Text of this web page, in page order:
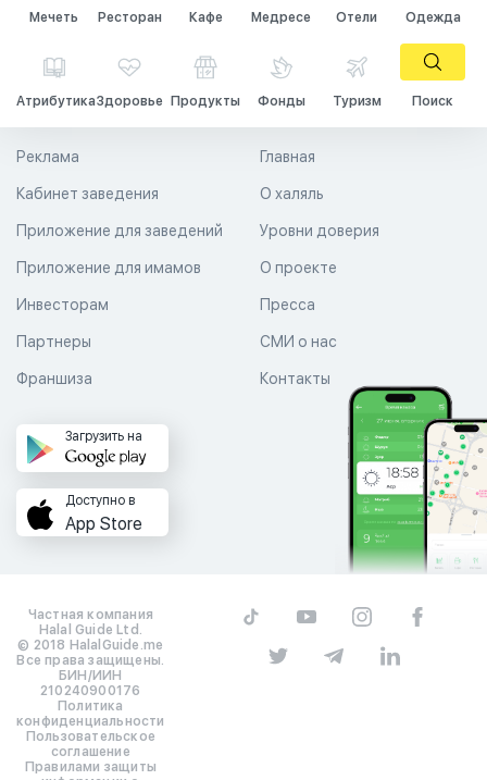
Мечеть Ресторан Кафе Медресе Отели Одежда
АтрибутикаЗдоровье Продукты Фонды Туризм Поиск
Главная
О халяль
Уровни доверия
Реклама
Кабинет заведения
Приложение для заведений
Приложение для имамов О проекте
Пресса
СМИ о нас
Контакты
Инвесторам
Партнеры
Франшиза
Загрузить на
Доступно в
App Store
Частная компания
Halal Guide Ltd.
© 2018 HalalGuide.me
Все права защищены.
БИН/ИИН
210240900176
Политика
конфиденциальности
Пользовательское
соглашение
Правилами защиты